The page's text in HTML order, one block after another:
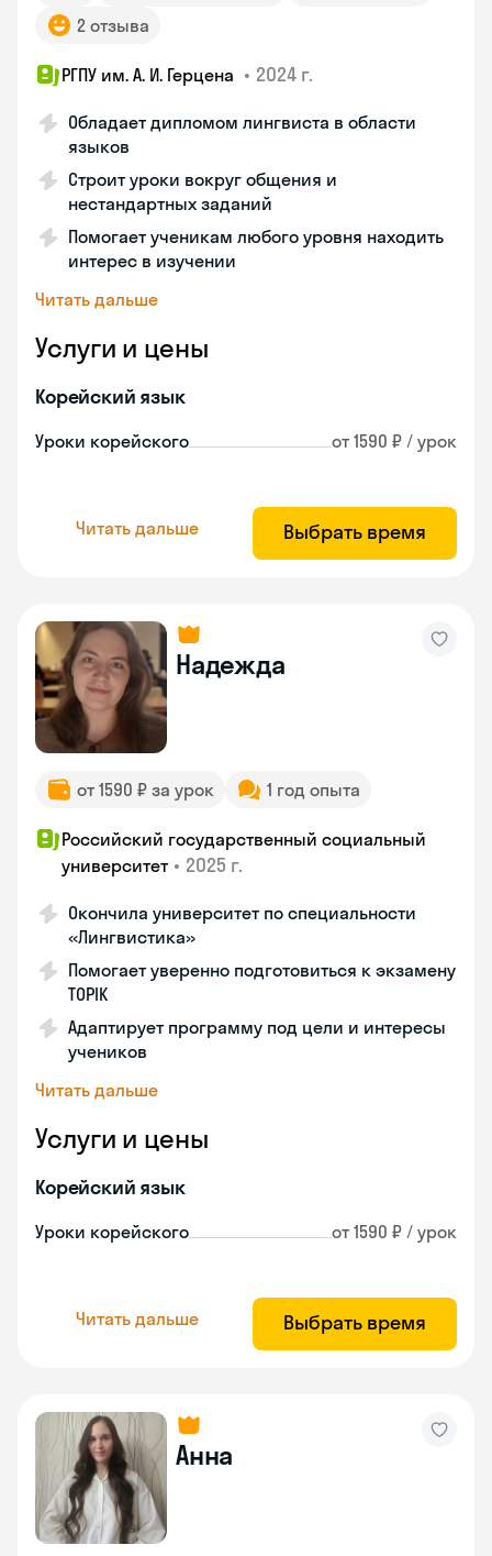
2 отзыва
РГПУ им. А. И. Герцена • 2024 г.
Обладает дипломом лингвиста в области
языков
Строит уроки вокруг общения и
нестандартных заданий
Помогает ученикам любого уровня находить
интерес в изучении
Читать дальше
Услуги и цены
Корейский язык
Уроки корейского от 1590 ₽ / урок
Читать дальше Выбрать время
Надежда
от 1590 ₽ за урок 1 год опыта
Российский государственный социальный
университет • 2025 г.
Окончила университет по специальности
«Лингвистика»
Помогает уверенно подготовиться к экзамену
TOPIK
Адаптирует программу под цели и интересы
учеников
Читать дальше
Услуги и цены
Корейский язык
Уроки корейского от 1590 ₽ / урок
Читать дальше Выбрать время
Анна